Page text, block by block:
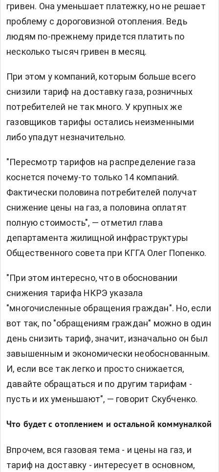
гривен. Она уменьшает платежку, но не решает
проблему с дороговизной отопления. Ведь
людям по-прежнему придется платить по
несколько тысяч гривен в месяц.
При этом у компаний, которым больше всего
снизили тариф на доставку газа, розничных
потребителей не так много. У крупных же
газовщиков тарифы остались неизменными
либо упадут незначительно.
"Пересмотр тарифов на распределение газа
коснется почему-то только 14 компаний.
Фактически половина потребителей получат
снижение цены на газ, а половина оплатят
полную стоимость", — отметил глава
департамента жилищной инфраструктуры
Общественного совета при КГГА Олег Попенко.
"При этом интересно, что в обосновании
снижения тарифа НКРЭ указала
"многочисленные обращения граждан". Но, если
вот так, по "обращениям граждан" можно в один
день снизить тариф, значит, изначально он был
завышенным и экономически необоснованным.
И, если все так легко и просто снижается,
давайте обращаться и по другим тарифам -
пусть и их уменьшают", — говорит Скубченко.
Что будет с отоплением и остальной коммуналкой
Впрочем, вся газовая тема - и цены на газ, и
тариф на доставку - интересует в основном,